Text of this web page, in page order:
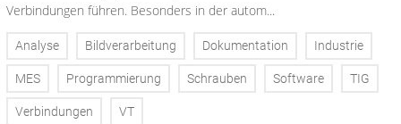
Verbindungen führen. Besonders in der autom...
Analyse Bildverarbeitung Dokumentation Industrie
MES Programmierung Schrauben Software TIG
Verbindungen VT